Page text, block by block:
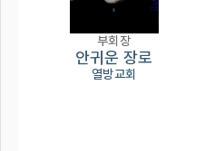
부회장
안귀운 장로
열방교회